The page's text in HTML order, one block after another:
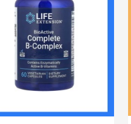
碳水快乐｜童年回忆李先生
08月06日
🏃